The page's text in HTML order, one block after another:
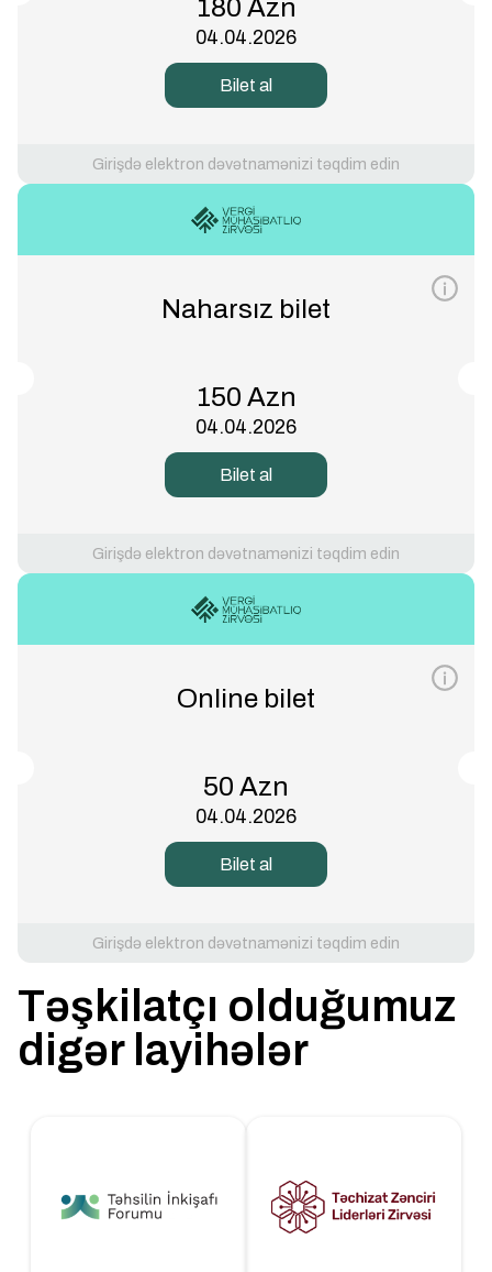
180 Azn
04.04.2026
Bilet al
Girişdə elektron dəvətnamənizi təqdim edin
Naharsız bilet
150 Azn
04.04.2026
Bilet al
Girişdə elektron dəvətnamənizi təqdim edin
Online bilet
50 Azn
04.04.2026
Bilet al
Girişdə elektron dəvətnamənizi təqdim edin
Təşkilatçı olduğumuz
digər layihələr